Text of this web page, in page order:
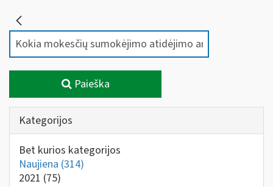
Paieška
Kategorijos
Bet kurios kategorijos
Naujiena (314)
2021 (75)